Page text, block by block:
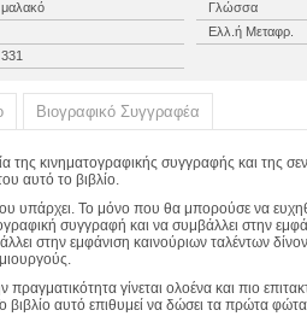
μαλακό Γλώσσα
Ελλ.ή Μεταφρ.
331
Βιογραφικό Συγγραφέα
κινηματογραφικής συγγραφής και της
αυτό το βιβλίο.
υπάρχει. Το μόνο που θα μπορούσε να
συγγραφή και να συμβάλλει στην
στην εμφάνιση καινούριων ταλέντων
γίνεται ολοένα και πιο
βιβλίο αυτό επιθυμεί να δώσει τα πρώτα